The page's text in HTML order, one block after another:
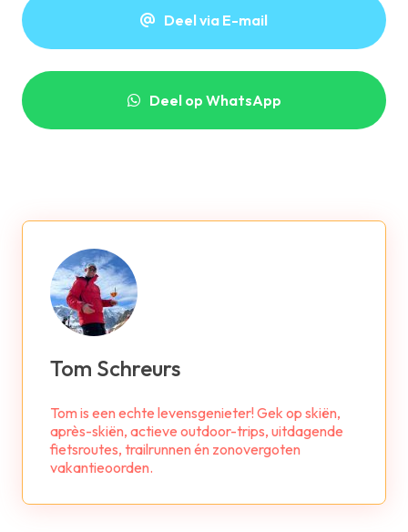
Deel via E-mail
Deel op WhatsApp
Tom Schreurs
Tom is een echte levensgenieter! Gek op skiën,
après-skiën, actieve outdoor-trips, uitdagende
fietsroutes, trailrunnen én zonovergoten
vakantieoorden.